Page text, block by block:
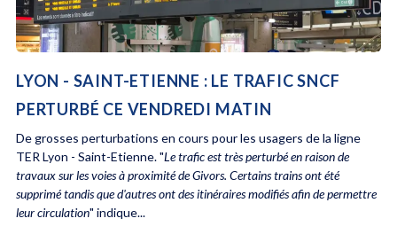
LYON - SAINT-ETIENNE : LE TRAFIC SNCF
PERTURBÉ CE VENDREDI MATIN
De grosses perturbations en cours pour les usagers de la ligne
TER Lyon - Saint-Etienne. "Le trafic est très perturbé en raison de
travaux sur les voies à proximité de Givors. Certains trains ont été
supprimé tandis que d'autres ont des itinéraires modifiés afin de permettre
leur circulation" indique...